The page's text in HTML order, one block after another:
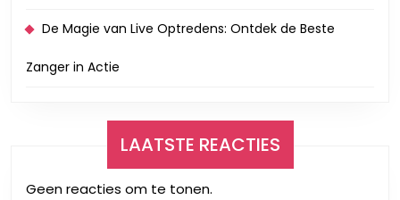
De Magie van Live Optredens: Ontdek de Beste
Zanger in Actie
LAATSTE REACTIES
Geen reacties om te tonen.